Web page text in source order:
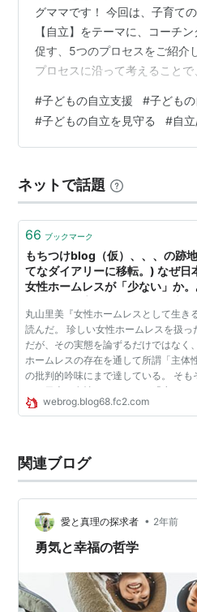
グママです！ 今回は、子育て
【自立】をテーマに、コーチ
促す、5つのプロセスをご紹介
プロセスに沿って考えること
す。 この5つのプロセスは、必
るわけではありません。 この
で、お子さん自身が内側にあ
①目標・目的を明確にする お
目的を具体化しましょう。将
#子どもの自立支援 #子ども
#子どもの自立を見守る #自
ネットで話題
66 ブックマーク
もちつけblog（仮）、、、の跡
てなダイアリーに移転。) なぜ日
女性ホームレスが「少ない」か。
山里美『女性ホームレスとして生
る』について-
丸山里美『女性ホームレスとして生き
読んだ。 珍しい女性ホームレスを扱っ
だが、その実態を論ずるだけではなく
ホームレスの存在を通して所謂「主体
の批判的吟味にまで達している。 そも
ぜ、日本は女性ホームレスが「少ない」
か。 例えば、他の先進国の場合、ＤＶ
webrog.blog68.fc2.com
関連ブログ
愛と真理の探求者 • 2年前
勇気と幸福の哲学